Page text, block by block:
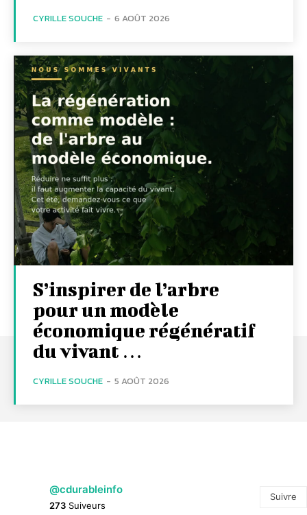
CYRILLE SOUCHE - 6 AOÛT 2026
S’inspirer de l’arbre
pour un modèle
économique régénératif
du vivant …
CYRILLE SOUCHE - 5 AOÛT 2026
@cdurableinfo
273 Suiveurs
Suivre